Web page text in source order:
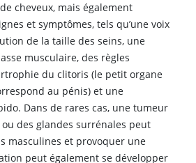
cheveux, mais également
et symptômes, tels qu’une voix
de la taille des seins, une
musculaire, des règles
du clitoris (le petit organe
au pénis) et une
Dans de rares cas, une tumeur
des glandes surrénales peut
masculines et provoquer une
peut également se développer